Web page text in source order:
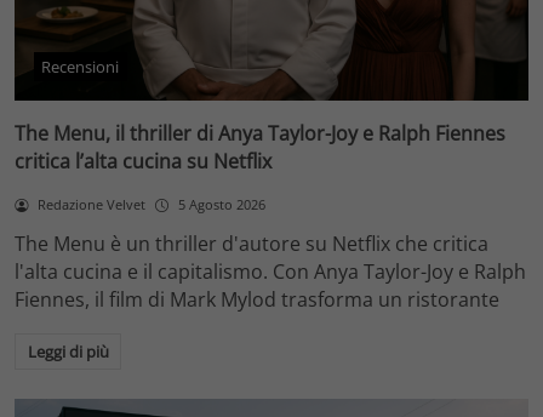
Recensioni
The Menu, il thriller di Anya Taylor-Joy e Ralph Fiennes
critica l’alta cucina su Netflix
Redazione Velvet 5 Agosto 2026
The Menu è un thriller d'autore su Netflix che critica
l'alta cucina e il capitalismo. Con Anya Taylor-Joy e Ralph
Fiennes, il film di Mark Mylod trasforma un ristorante
Leggi di più